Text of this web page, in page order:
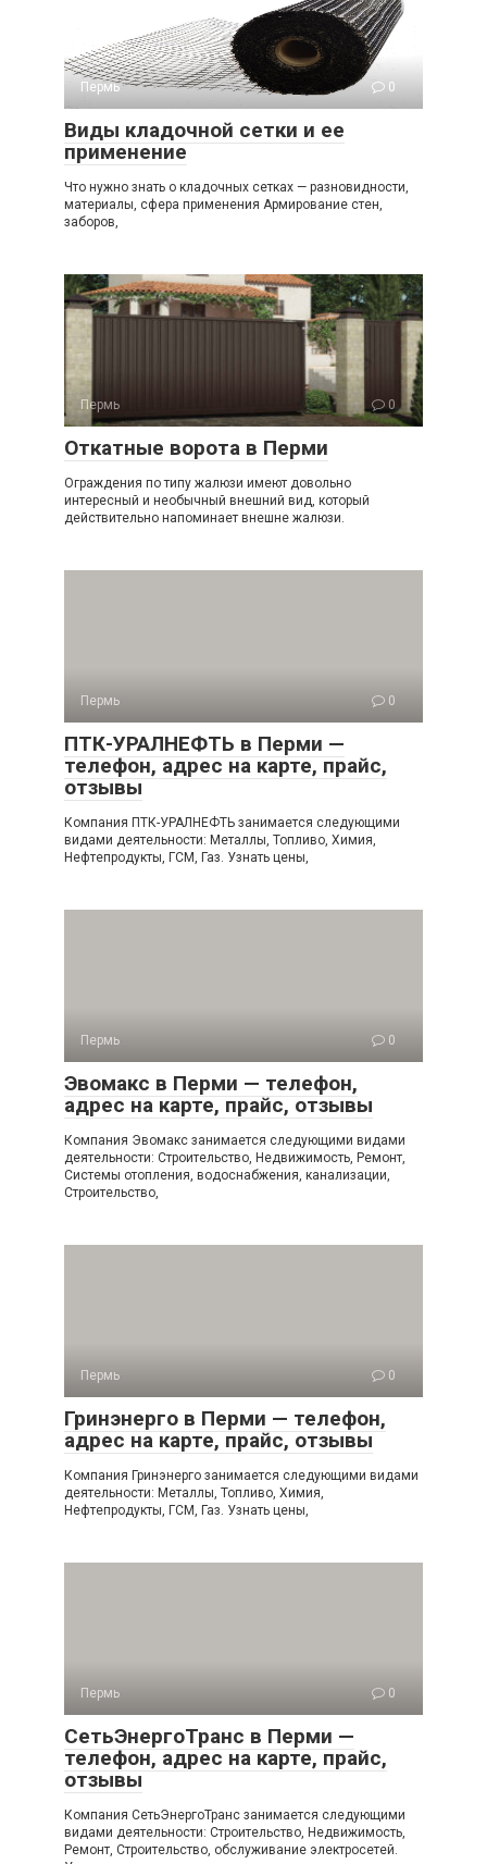
Пермь 0
Виды кладочной сетки и ее
применение
Что нужно знать о кладочных сетках — разновидности,
материалы, сфера применения Армирование стен,
заборов,
Пермь 0
Откатные ворота в Перми
Ограждения по типу жалюзи имеют довольно
интересный и необычный внешний вид, который
действительно напоминает внешне жалюзи.
Пермь 0
ПТК-УРАЛНЕФТЬ в Перми —
телефон, адрес на карте, прайс,
отзывы
Компания ПТК-УРАЛНЕФТЬ занимается следующими
видами деятельности: Металлы, Топливо, Химия,
Нефтепродукты, ГСМ, Газ. Узнать цены,
Пермь 0
Эвомакс в Перми — телефон,
адрес на карте, прайс, отзывы
Компания Эвомакс занимается следующими видами
деятельности: Строительство, Недвижимость, Ремонт,
Системы отопления, водоснабжения, канализации,
Строительство,
Пермь 0
Гринэнерго в Перми — телефон,
адрес на карте, прайс, отзывы
Компания Гринэнерго занимается следующими видами
деятельности: Металлы, Топливо, Химия,
Нефтепродукты, ГСМ, Газ. Узнать цены,
Пермь 0
СетьЭнергоТранс в Перми —
телефон, адрес на карте, прайс,
отзывы
Компания СетьЭнергоТранс занимается следующими
видами деятельности: Строительство, Недвижимость,
Ремонт, Строительство, обслуживание электросетей.